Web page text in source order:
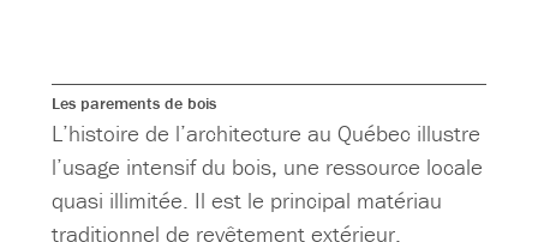
Les parements de bois
L’histoire de l’architecture au Québec illustre
l’usage intensif du bois, une ressource locale
quasi illimitée. Il est le principal matériau
traditionnel de revêtement extérieur.